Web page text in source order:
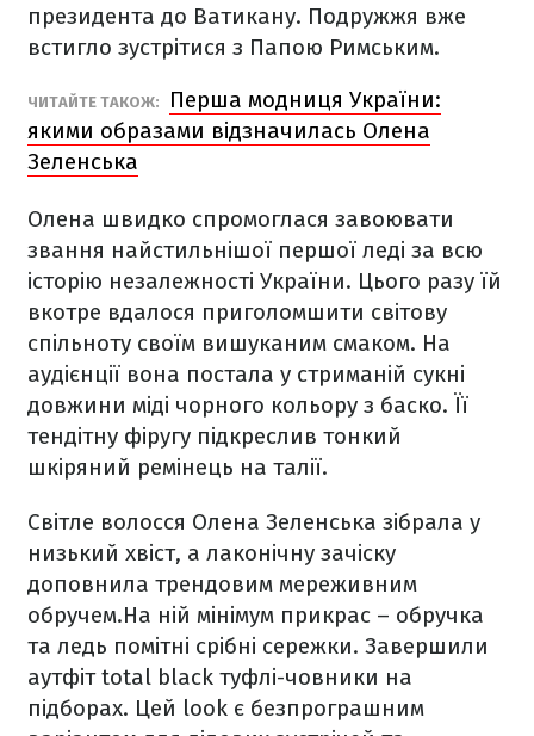
президента до Ватикану. Подружжя вже
встигло зустрітися з Папою Римським.
ЧИТАЙТЕ ТАКОЖ:
Перша модниця України:
якими образами відзначилась Олена
Зеленська
Олена швидко спромоглася завоювати
звання найстильнішої першої леді за всю
історію незалежності України. Цього разу їй
вкотре вдалося приголомшити світову
спільноту своїм вишуканим смаком. На
аудієнції вона постала у стриманій сукні
довжини міді чорного кольору з баско. Її
тендітну фіругу підкреслив тонкий
шкіряний ремінець на талії.
Світле волосся Олена Зеленська зібрала у
низький хвіст, а лаконічну зачіску
доповнила трендовим мереживним
обручем.На ній мінімум прикрас – обручка
та ледь помітні срібні сережки. Завершили
аутфіт total black туфлі-човники на
підборах. Цей look є безпрограшним